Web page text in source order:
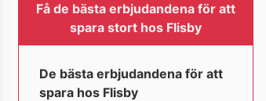
Få de bästa erbjudandena för att
spara stort hos Flisby
De bästa erbjudandena för att
spara hos Flisby